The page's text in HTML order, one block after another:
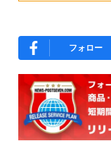
フォロー